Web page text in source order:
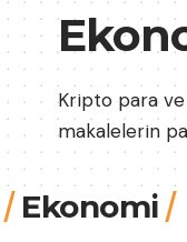
Kripto para ve
makalelerin
Ekonomi